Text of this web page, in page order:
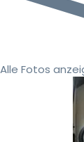
Alle Fotos